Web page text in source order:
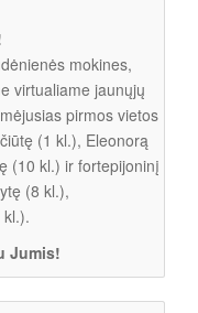
mokines,
virtualiame jaunųjų
pirmos vietos
(1 kl.), Eleonorą
(10 kl.) ir fortepijoninį
(8 kl.),
Jumis!